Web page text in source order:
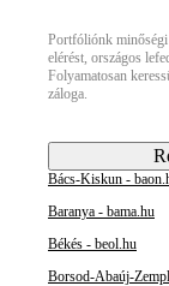
Portfóliónk minőségi
elérést, országos
Folyamatosan
záloga.
Bács-Kiskun -
Baranya - bama.hu
Békés - beol.hu
Borsod-Abaúj-